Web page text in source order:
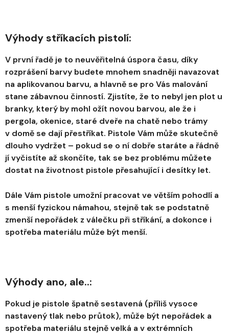
Výhody stříkacích pistolí:
V první řadě je to neuvěřitelná úspora času, díky
rozprášení barvy budete mnohem snadněji navazovat
na aplikovanou barvu, a hlavně se pro Vás malování
stane zábavnou činností. Zjistíte, že to nebyl jen plot u
branky, který by mohl ožít novou barvou, ale že i
pergola, okenice, staré dveře na chatě nebo trámy
v domě se dají přestříkat. Pistole Vám může skutečně
dlouho vydržet – pokud se o ní dobře staráte a řádně
jí vyčistíte až skončíte, tak se bez problému můžete
dostat na životnost pistole přesahující i desítky let.
Dále Vám pistole umožní pracovat ve větším pohodlí a
s menší fyzickou námahou, stejně tak se podstatně
zmenší nepořádek z válečku při stříkání, a dokonce i
spotřeba materiálu může být menší.
Výhody ano, ale..:
Pokud je pistole špatně sestavená (příliš vysoce
nastavený tlak nebo průtok), může být nepořádek a
spotřeba materiálu stejně velká a v extrémních